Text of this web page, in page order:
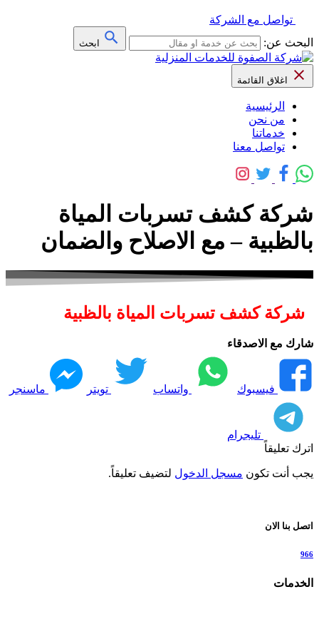
تواصل مع الشركة
البحث عن:
ابحث
اغلاق القائمة
الرئيسية
من نحن
خدماتنا
تواصل معنا
شركة كشف تسربات المياة
بالظبية – مع الاصلاح والضمان
شركة كشف تسربات المياة بالظبية
شارك مع الاصدقاء
فيسبوك واتساب تويتر ماسنجر
تليجرام
اترك تعليقاً
يجب أنت تكون مسجل الدخول لتضيف تعليقاً.
اتصل بنا الان
966
الخدمات